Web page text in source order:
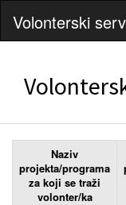
Volonterski
Naziv
projekta/programa
za koji se traži
volonter/ka